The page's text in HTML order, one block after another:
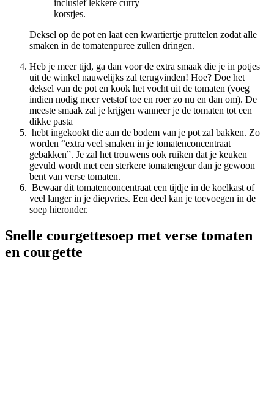
inclusief lekkere curry
korstjes.
Deksel op de pot en laat een kwartiertje pruttelen zodat alle
smaken in de tomatenpuree zullen dringen.
Heb je meer tijd, ga dan voor de extra smaak die je in potjes
uit de winkel nauwelijks zal terugvinden! Hoe? Doe het
deksel van de pot en kook het vocht uit de tomaten (voeg
indien nodig meer vetstof toe en roer zo nu en dan om). De
meeste smaak zal je krijgen wanneer je de tomaten tot een
dikke pasta
hebt ingekookt die aan de bodem van je pot zal bakken. Zo
worden “extra veel smaken in je tomatenconcentraat
gebakken”. Je zal het trouwens ook ruiken dat je keuken
gevuld wordt met een sterkere tomatengeur dan je gewoon
bent van verse tomaten.
Bewaar dit tomatenconcentraat een tijdje in de koelkast of
veel langer in je diepvries. Een deel kan je toevoegen in de
soep hieronder.
Snelle courgettesoep met verse tomaten
en courgette